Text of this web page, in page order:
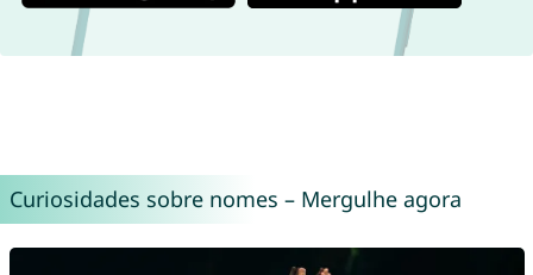
Curiosidades sobre nomes – Mergulhe agora